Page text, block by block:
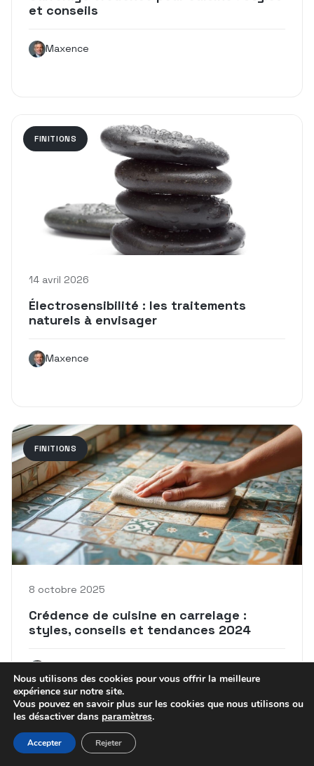
et conseils
Maxence
FINITIONS
14 avril 2026
Électrosensibilité : les traitements
naturels à envisager
Maxence
FINITIONS
8 octobre 2025
Crédence de cuisine en carrelage :
styles, conseils et tendances 2024
Nous utilisons des cookies pour vous offrir la meilleure
expérience sur notre site.
Vous pouvez en savoir plus sur les cookies que nous utilisons ou
les désactiver dans paramètres.
Accepter Rejeter